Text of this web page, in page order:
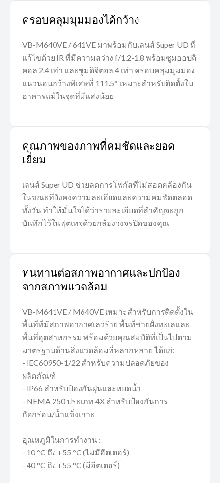
ครอบคลุมมุมมองได้กว้าง
VB-M640VE / 641VE มาพร้อมกับเลนส์ Super UD ที่
แก้ไขด้วย IR ที่มีความสว่าง f/1.2-1.8 พร้อมซูมออปติ
คอล 2.4 เท่า และซูมดิจิตอล 4 เท่า ครอบคลุมมุมมอง
แนวนอนกว้างพิเศษที่ 111.5° เหมาะสำหรับติดตั้งใน
อาคารแม้ในจุดที่มีแสงน้อย
คุณภาพของภาพที่คมชัดและยอด
เยี่ยม
เลนส์ Super UD ช่วยลดการโฟกัสที่ไม่สอดคล้องกัน
ในขณะที่ยังคงความละเอียดและความคมชัดตลอด
ทั้งวัน ทำให้มั่นใจได้ว่ารายละเอียดที่สำคัญจะถูก
บันทึกไว้ในฟุตเทจด้วยกล้องวงจรปิดของคุณ
ทนทานต่อสภาพอากาศและปกป้อง
จากสภาพแวดล้อม
VB-M641VE / M640VE เหมาะสำหรับการติดตั้งใน
พื้นที่ที่มีสภาพอากาศเลวร้าย พื้นที่ชายฝั่งทะเลและ
พื้นที่อุตสาหกรรม พร้อมด้วยคุณสมบัติที่เป็นไปตาม
มาตรฐานด้านสิ่งแวดล้อมที่หลากหลาย ได้แก่:
- IEC60950-1/22 สำหรับความปลอดภัยของ
ผลิตภัณฑ์
- IP66 สำหรับป้องกันฝุ่นและหยดน้ำ
- NEMA 250 ประเภท 4X สำหรับป้องกันการ
กัดกร่อน/น้ำแข็งเกาะ
อุณหภูมิในการทำงาน :
- 10 °C ถึง +55 °C (ไม่มีฮีตเตอร์)
- 40 °C ถึง +55 °C (มีฮีตเตอร์)